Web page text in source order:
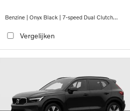
Benzine | Onyx Black | 7-speed Dual Clutch
Vergelijken